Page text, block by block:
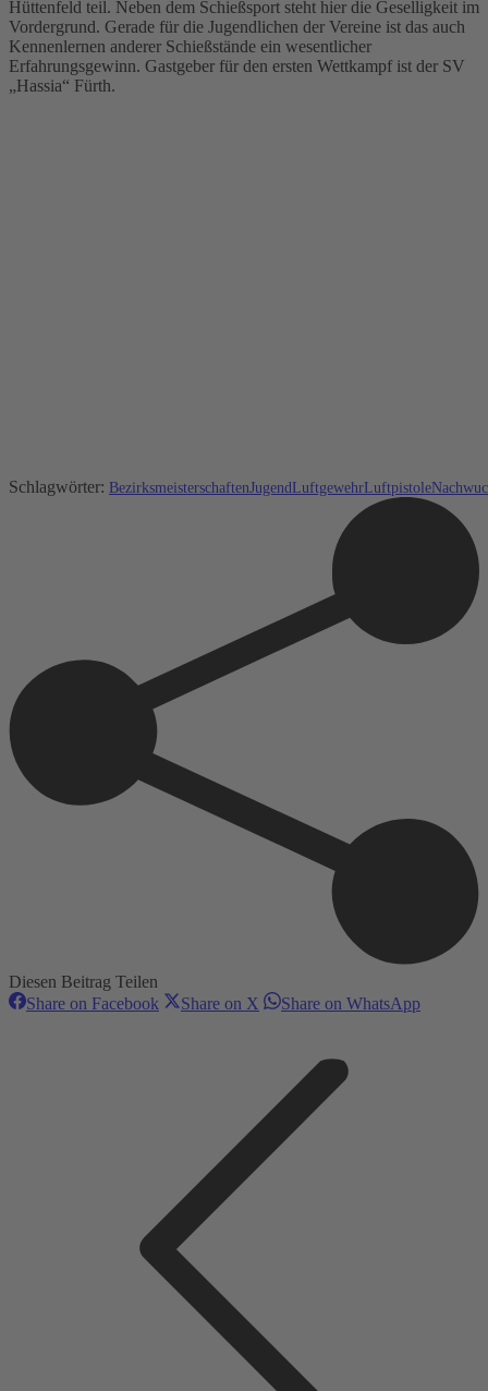
Hüttenfeld teil. Neben dem Schießsport steht hier die Geselligkeit im
Vordergrund. Gerade für die Jugendlichen der Vereine ist das auch
Kennenlernen anderer Schießstände ein wesentlicher
Erfahrungsgewinn. Gastgeber für den ersten Wettkampf ist der SV
„Hassia“ Fürth.
Schlagwörter: BezirksmeisterschaftenJugend Luftgewehr Luftpistole
Diesen Beitrag Teilen
Share on Facebook ShareShare on X ShareShare on WhatsAppShare